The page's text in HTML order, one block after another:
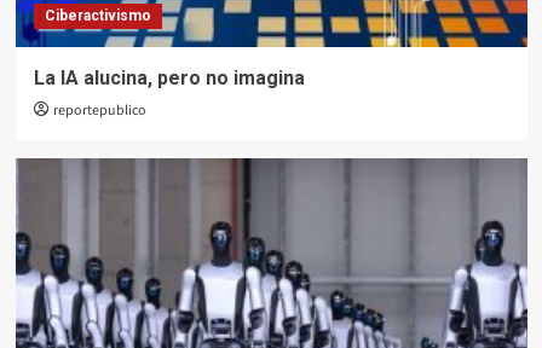
Ciberactivismo
La IA alucina, pero no imagina
reportepublico